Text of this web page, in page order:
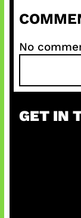
No
a
c
GET IN